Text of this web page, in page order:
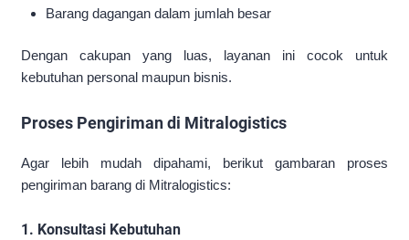
Barang dagangan dalam jumlah besar
Dengan cakupan yang luas, layanan ini cocok untuk
kebutuhan personal maupun bisnis.
Proses Pengiriman di Mitralogistics
Agar lebih mudah dipahami, berikut gambaran proses
pengiriman barang di Mitralogistics:
1. Konsultasi Kebutuhan